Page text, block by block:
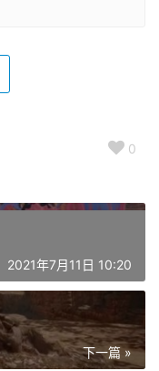
0
2021年7月11日 10:20
下一篇 »